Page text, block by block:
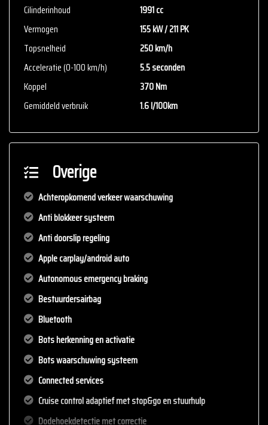
Cilinderinhoud
1991 cc
Vermogen
155 kW / 211 PK
Topsnelheid
250 km/h
Acceleratie (0-100 km/h)
5.5 seconden
Koppel
370 Nm
Gemiddeld verbruik
1.6 l/100km
Overige
Achteropkomend verkeer waarschuwing
Anti blokkeer systeem
Anti doorslip regeling
Apple carplay/android auto
Autonomous emergency braking
Bestuurdersairbag
Bluetooth
Bots herkenning en activatie
Bots waarschuwing systeem
Connected services
Cruise control adaptief met stop&go en stuurhulp
Dodehoekdetectie met correctie